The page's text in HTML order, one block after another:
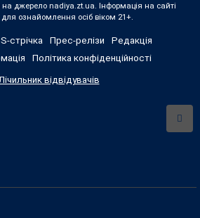
джерело nadiya.zt.ua. Інформація на сайті
ознайомлення осіб віком 21+.
стрічка Прес-релізи
Редакція
Політика конфіденційності